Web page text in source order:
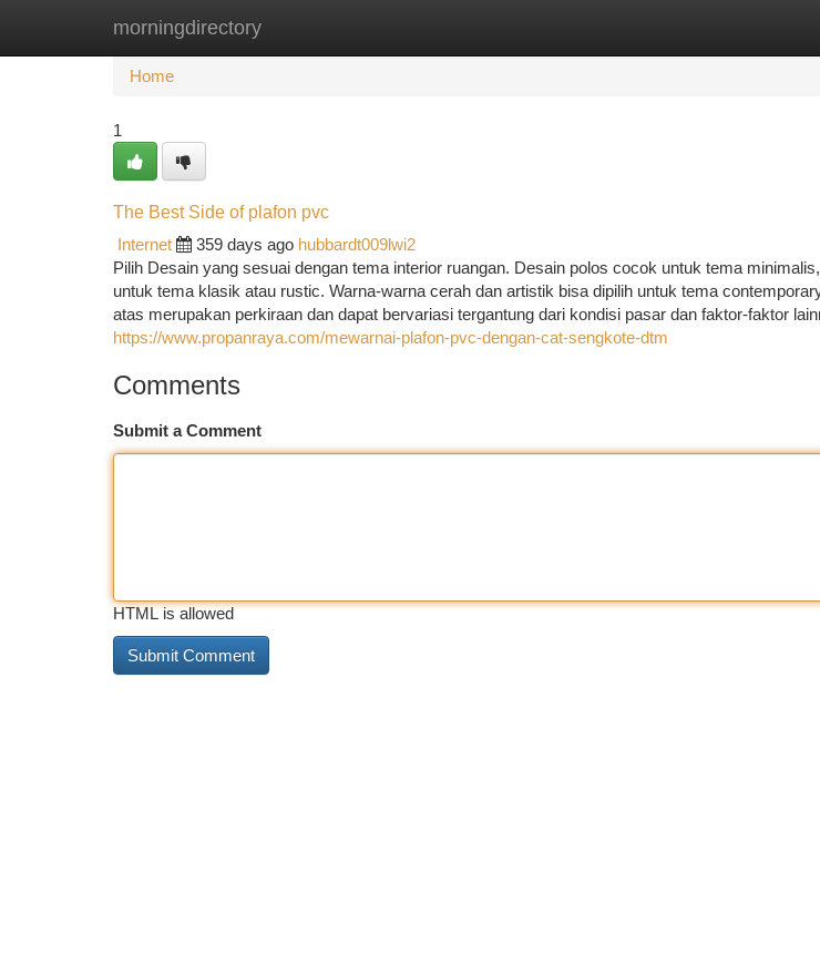
morningdirectory
Home New Site Listings
Home
1
The Best Side of plafon pvc
Internet
359 days ago hubbardt009lwi2
Pilih Desain yang sesuai dengan tema interior ruangan. Desain polos cocok untuk tema
untuk tema klasik atau rustic. Warna-warna cerah dan artistik bisa dipilih untuk tema
atas merupakan perkiraan dan dapat bervariasi tergantung dari kondisi pasar dan faktor-faktor
https://www.propanraya.com/mewarnai-plafon-pvc-dengan-cat-sengkote-dtm
Comments
Submit a Comment
HTML is allowed